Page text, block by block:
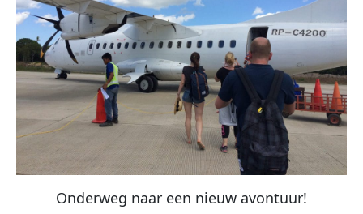
Onderweg naar een nieuw avontuur!